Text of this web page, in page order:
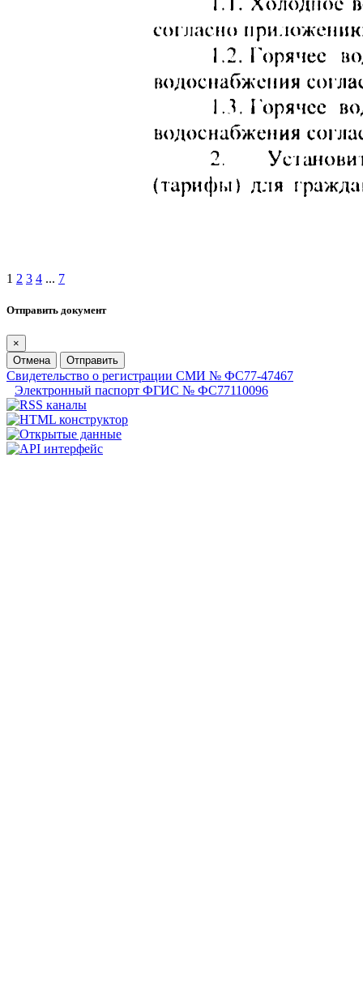
1 2 3 4 ... 7
Отправить документ
×
Отмена
Отправить
Свидетельство о регистрации СМИ № ФС77-47467
Электронный паспорт ФГИС № ФС77110096